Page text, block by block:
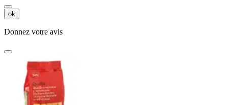
ok
Donnez votre avis